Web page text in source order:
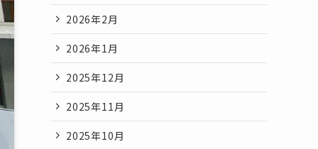
2026年2月
2026年1月
2025年12月
2025年11月
2025年10月